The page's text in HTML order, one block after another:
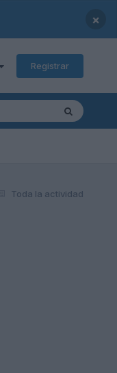
×
Registrar
Toda la actividad